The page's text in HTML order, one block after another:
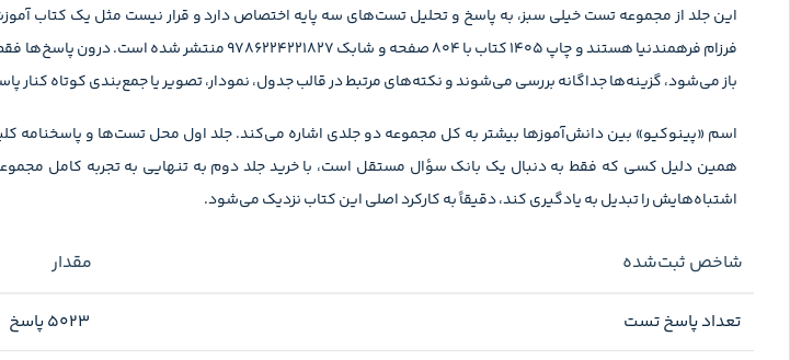
این جلد از مجموعه تست خیلی سبز، به پاسخ و تحلیل تست‌های سه پایه اختصاص دارد و قرار نیست مثل یک کتاب
فرزام فرهمندنیا هستند و چاپ ۱۴۰۵ کتاب با ۸۰۴ صفحه و
باز می‌شود، گزینه‌ها جداگانه بررسی می‌شوند و نکته‌های مرتبط در قالب جدول، نمودار، تصویر یا جمع‌بندی کوتاه کنار
اسم «پینوکیو» بین دانش‌آموزها بیشتر به کل مجموعه دو جلدی اشاره می‌کند. جلد اول محل تست‌ها و پاسخنامه
همین دلیل کسی که فقط به دنبال یک بانک سؤال مستقل است، با خرید جلد دوم به تنهایی به تجربه کامل
اشتباه‌هایش را تبدیل به یادگیری کند، دقیقاً به کارکرد اصلی این کتاب نزدیک می‌شود.
شاخص ثبت‌شده مقدار
تعداد پاسخ تست ۵۰۲۳ پاسخ